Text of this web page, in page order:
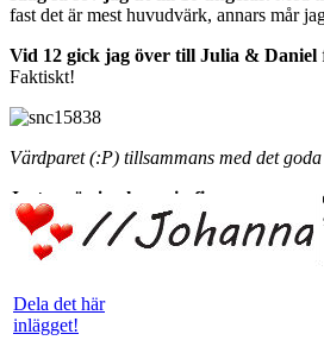
fast det är mest huvudvärk, annars mår
Vid 12 gick jag över till Julia & Daniel
Faktiskt!
Värdparet (:P) tillsammans med det
Just nu är jag hos min fina mamma o
flyttat hemifrån inser man hur himla
Dela det här
inlägget!